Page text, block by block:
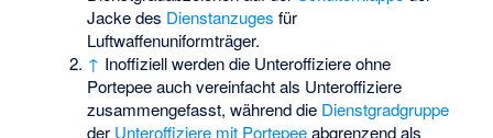
Jacke des Dienstanzuges für
Luftwaffenuniformträger.
↑ Inoffiziell werden die Unteroffiziere ohne
Portepee auch vereinfacht als Unteroffiziere
zusammengefasst, während die Dienstgradgruppe
der Unteroffiziere mit Portepeeabgrenzend als